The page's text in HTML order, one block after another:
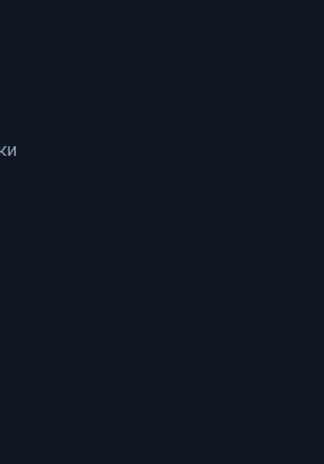
in URL